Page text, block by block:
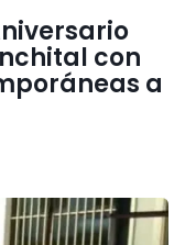
con
a